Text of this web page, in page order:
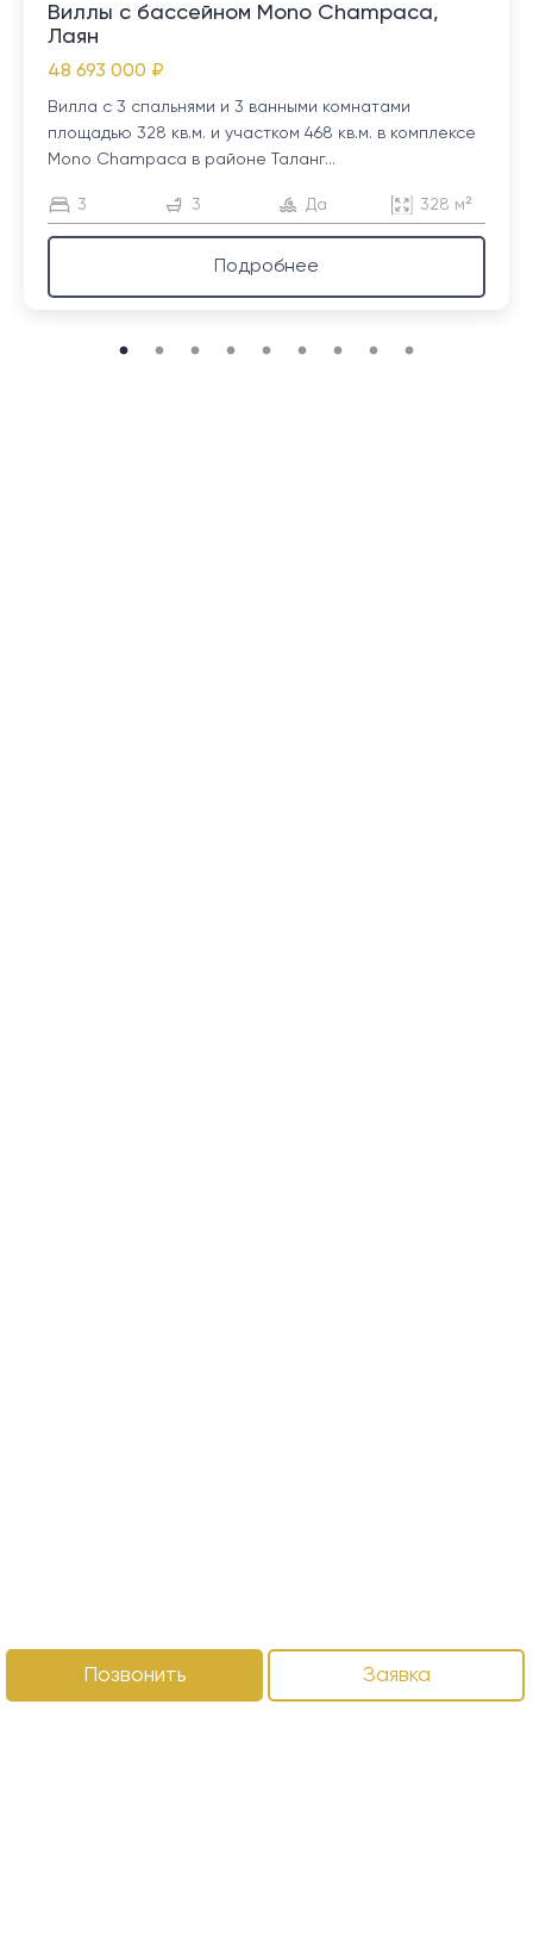
Виллы с бассейном Mono Champaca,
Лаян
48 693 000 ₽
Вилла с 3 спальнями и 3 ванными комнатами
площадью 328 кв.м. и участком 468 кв.м. в комплексе
Mono Champaca в районе Таланг...
3 3 Да 328 м²
Подробнее
Позвонить Заявка